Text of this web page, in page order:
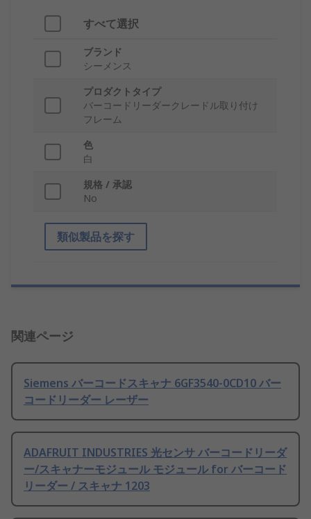
すべて選択
ブランド
シーメンス
プロダクトタイプ
バーコードリーダークレードル取り付け
フレーム
色
白
規格 / 承認
No
類似製品を探す
関連ページ
Siemens バーコードスキャナ 6GF3540-0CD10 バー
コードリーダー レーザー
ADAFRUIT INDUSTRIES 光センサ バーコードリーダ
ー/スキャナーモジュール モジュール for バーコード
リーダー / スキャナ 1203